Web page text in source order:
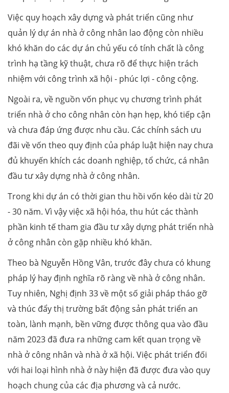
Việc quy hoạch xây dựng và phát triển cũng như
quản lý dự án nhà ở công nhân lao động còn nhiều
khó khăn do các dự án chủ yếu có tính chất là công
trình hạ tầng kỹ thuật, chưa rõ để thực hiện trách
nhiệm với công trình xã hội - phúc lợi - công cộng.
Ngoài ra, về nguồn vốn phục vụ chương trình phát
triển nhà ở cho công nhân còn hạn hẹp, khó tiếp cận
và chưa đáp ứng được nhu cầu. Các chính sách ưu
đãi về vốn theo quy định của pháp luật hiện nay chưa
đủ khuyến khích các doanh nghiệp, tổ chức, cá nhân
đầu tư xây dựng nhà ở công nhân.
Trong khi dự án có thời gian thu hồi vốn kéo dài từ 20
- 30 năm. Vì vậy việc xã hội hóa, thu hút các thành
phần kinh tế tham gia đầu tư xây dựng phát triển nhà
ở công nhân còn gặp nhiều khó khăn.
Theo bà Nguyễn Hồng Vân, trước đây chưa có khung
pháp lý hay định nghĩa rõ ràng về nhà ở công nhân.
Tuy nhiên, Nghị định 33 về một số giải pháp tháo gỡ
và thúc đẩy thị trường bất động sản phát triển an
toàn, lành mạnh, bền vững được thông qua vào đầu
năm 2023 đã đưa ra những cam kết quan trọng về
nhà ở công nhân và nhà ở xã hội. Việc phát triển đối
với hai loại hình nhà ở này hiện đã được đưa vào quy
hoạch chung của các địa phương và cả nước.